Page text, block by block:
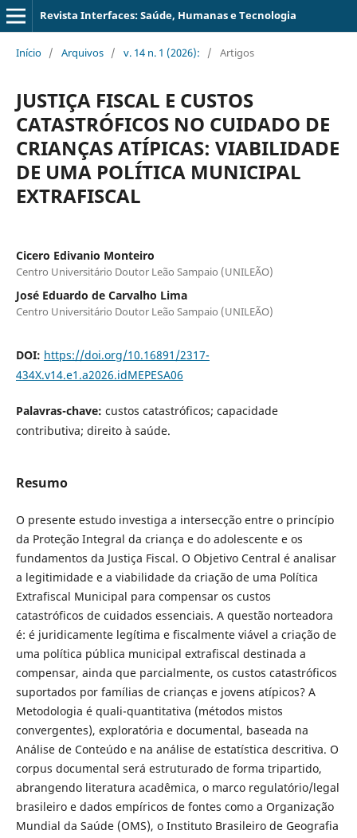
Revista Interfaces: Saúde, Humanas e Tecnologia
Início / Arquivos / v. 14 n. 1 (2026): / Artigos
JUSTIÇA FISCAL E CUSTOS
CATASTRÓFICOS NO CUIDADO DE
CRIANÇAS ATÍPICAS: VIABILIDADE
DE UMA POLÍTICA MUNICIPAL
EXTRAFISCAL
Cicero Edivanio Monteiro
Centro Universitário Doutor Leão Sampaio (UNILEÃO)
José Eduardo de Carvalho Lima
Centro Universitário Doutor Leão Sampaio (UNILEÃO)
DOI: https://doi.org/10.16891/2317-
434X.v14.e1.a2026.idMEPESA06
Palavras-chave: custos catastróficos; capacidade
contributiva; direito à saúde.
Resumo
O presente estudo investiga a intersecção entre o princípio
da Proteção Integral da criança e do adolescente e os
fundamentos da Justiça Fiscal. O Objetivo Central é analisar
a legitimidade e a viabilidade da criação de uma Política
Extrafiscal Municipal para compensar os custos
catastróficos de cuidados essenciais. A questão norteadora
é: é juridicamente legítima e fiscalmente viável a criação de
uma política pública municipal extrafiscal destinada a
compensar, ainda que parcialmente, os custos catastróficos
suportados por famílias de crianças e jovens atípicos? A
Metodologia é quali-quantitativa (métodos mistos
convergentes), exploratória e documental, baseada na
Análise de Conteúdo e na análise de estatística descritiva. O
corpus documental será estruturado de forma tripartido,
abrangendo literatura acadêmica, o marco regulatório/legal
brasileiro e dados empíricos de fontes como a Organização
Mundial da Saúde (OMS), o Instituto Brasileiro de Geografia